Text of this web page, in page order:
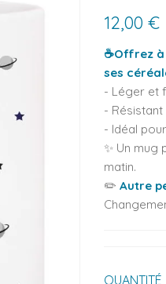
12,00 €
☕Offrez
ses
- Léger et
-
- Idéal
✨ Un
matin.
✏️ Autre
QUANTITÉ